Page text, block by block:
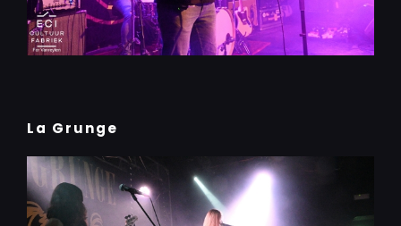
La Grunge